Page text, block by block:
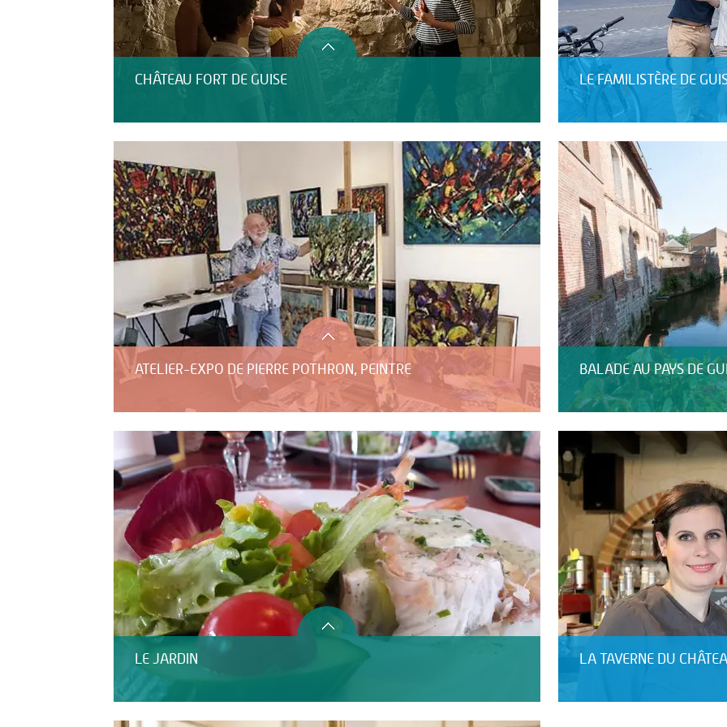
CHÂTEAU FORT DE GUISE LE FAMILISTÈRE DE
ATELIER-EXPO DE PIERRE POTHRON, PEINTRE BALADE AU PAYS DE
LE JARDIN LA TAVERNE DU